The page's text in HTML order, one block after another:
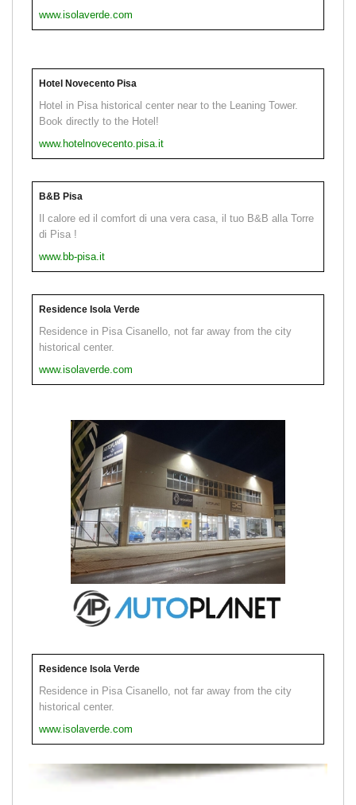
www.isolaverde.com
Hotel Novecento Pisa
Hotel in Pisa historical center near to the Leaning Tower.
Book directly to the Hotel!
www.hotelnovecento.pisa.it
B&B Pisa
Il calore ed il comfort di una vera casa, il tuo B&B alla Torre
di Pisa !
www.bb-pisa.it
Residence Isola Verde
Residence in Pisa Cisanello, not far away from the city
historical center.
www.isolaverde.com
Residence Isola Verde
Residence in Pisa Cisanello, not far away from the city
historical center.
www.isolaverde.com